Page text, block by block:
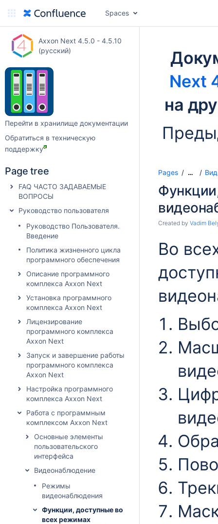
Spaces
Axxon Next 4.5.0 - 4.5.10
(русский)
Перейти в хранилище документации
Обратиться в техническую
поддержку
Page tree
FAQ ЧАСТО ЗАДАВАЕМЫЕ
ВОПРОСЫ
Руководство пользователя
Руководство Пользователя.
Введение
Политика жизненного цикла
программного обеспечения
Описание программного
комплекса Axxon Next
Установка программного
комплекса Axxon Next
Лицензирование
программного комплекса
Axxon Next
Запуск и завершение работы
программного комплекса
Axxon Next
Настройка программного
комплекса Axxon Next
Работа с программным
комплексом Axxon Next
Основные элементы
пользовательского
интерфейса
Видеонаблюдение
Режимы
видеонаблюдения
Функции, доступные во
всех режимах
Next
на
Pages …
Created by Vadim
Во